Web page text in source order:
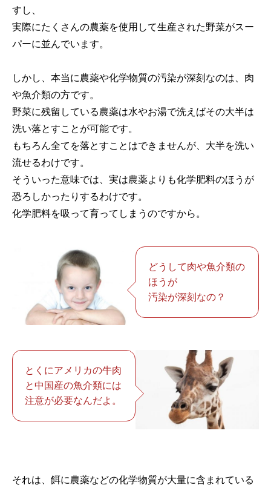
すし、
実際にたくさんの農薬を使用して生産された野菜がスー
パーに並んでいます。
しかし、本当に農薬や化学物質の汚染が深刻なのは、肉
や魚介類の方です。
野菜に残留している農薬は水やお湯で洗えばその大半は
洗い落とすことが可能です。
もちろん全てを落とすことはできませんが、大半を洗い
流せるわけです。
そういった意味では、実は農薬よりも化学肥料のほうが
恐ろしかったりするわけです。
化学肥料を吸って育ってしまうのですから。
どうして肉や魚介類の
ほうが
汚染が深刻なの？
とくにアメリカの牛肉
と中国産の魚介類には
注意が必要なんだよ。
それは、餌に農薬などの化学物質が大量に含まれている